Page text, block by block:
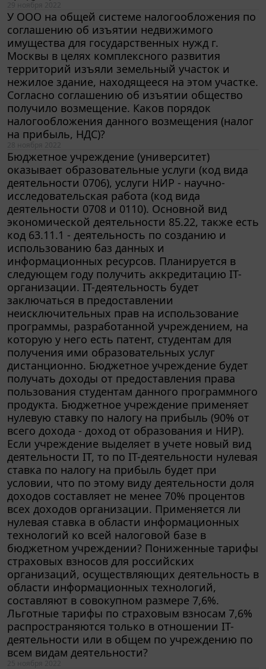
соглашению об изъятии недвижимого
имущества для государственных нужд г.
Москвы в целях комплексного развития
территорий изъяли земельный участок и
нежилое здание, находящееся на этом участке.
Согласно соглашению об изъятии общество
получило возмещение. Каков порядок
налогообложения данного возмещения (налог
на прибыль, НДС)?
28 ноября 2022
оказывает образовательные услуги (код вида
деятельности 0706), услуги НИР - научно-
исследовательская работа (код вида
деятельности 0708 и 0110). Основной вид
экономической деятельности 85.22, также есть
код 63.11.1 - деятельность по созданию и
использованию баз данных и
информационных ресурсов. Планируется в
следующем году получить аккредитацию IT-
организации. IT-деятельность будет
заключаться в предоставлении
неисключительных прав на использование
программы, разработанной учреждением, на
которую у него есть патент, студентам для
получения ими образовательных услуг
дистанционно. Бюджетное учреждение будет
получать доходы от предоставления права
пользования студентам данного программного
продукта. Бюджетное учреждение применяет
нулевую ставку по налогу на прибыль (90% от
всего дохода - доход от образования и НИР).
Если учреждение выделяет в учете новый вид
деятельности IT, то по IT-деятельности нулевая
ставка по налогу на прибыль будет при
условии, что по этому виду деятельности доля
доходов составляет не менее 70% процентов
всех доходов организации. Применяется ли
нулевая ставка в области информационных
технологий ко всей налоговой базе в
бюджетном учреждении? Пониженные тарифы
страховых взносов для российских
организаций, осуществляющих деятельность в
области информационных технологий,
составляют в совокупном размере 7,6%.
Льготные тарифы по страховым взносам 7,6%
распространяются только в отношении IT-
деятельности или в общем по учреждению по
всем видам деятельности?
25 ноября 2022